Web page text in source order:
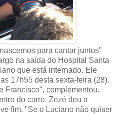
para cantar juntos"
na saída do Hospital Santa
que está internado. Ele
17h55 desta sexta-feira (28).
Francisco", complementou.
do carro, Zezé deu a
fim. "Se o Luciano não quiser